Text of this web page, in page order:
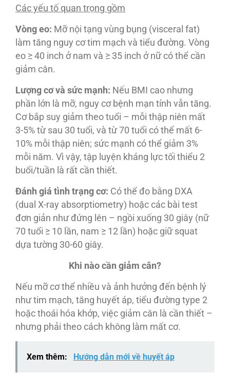
Các yếu tố quan trọng gồm
Vòng eo: Mỡ nội tạng vùng bụng (visceral fat)
làm tăng nguy cơ tim mạch và tiểu đường. Vòng
eo ≥ 40 inch ở nam và ≥ 35 inch ở nữ có thể cần
giảm cân.
Lượng cơ và sức mạnh: Nếu BMI cao nhưng
phần lớn là mỡ, nguy cơ bệnh mạn tính vẫn tăng.
Cơ bắp suy giảm theo tuổi – mỗi thập niên mất
3-5% từ sau 30 tuổi, và từ 70 tuổi có thể mất 6-
10% mỗi thập niên; sức mạnh có thể giảm 3%
mỗi năm. Vì vậy, tập luyện kháng lực tối thiểu 2
buổi/tuần là rất cần thiết.
Đánh giá tình trạng cơ: Có thể đo bằng DXA
(dual X-ray absorptiometry) hoặc các bài test
đơn giản như đứng lên – ngồi xuống 30 giây (nữ
70 tuổi ≥ 10 lần, nam ≥ 12 lần) hoặc giữ squat
dựa tường 30-60 giây.
Khi nào cần giảm cân?
Nếu mỡ cơ thể nhiều và ảnh hưởng đến bệnh lý
như tim mạch, tăng huyết áp, tiểu đường type 2
hoặc thoái hóa khớp, việc giảm cân là cần thiết –
nhưng phải theo cách không làm mất cơ.
Xem thêm: Hướng dẫn mới về huyết áp